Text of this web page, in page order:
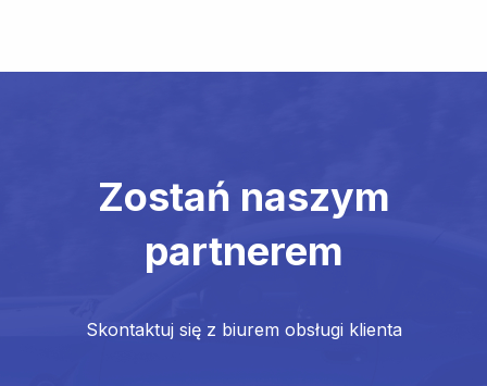
Zostań naszym
partnerem
Skontaktuj się z biurem obsługi klienta